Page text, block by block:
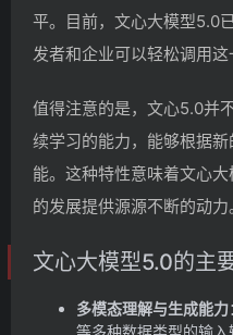
平。目前，文心大模型5.0
发者和企业可以轻松调用这
值得注意的是，文心5.0并
续学习的能力，能够根据
能。这种特性意味着文心
的发展提供源源不断的动力
文心大模型5.0的主
多模态理解与生成能力
等多种数据类型的输